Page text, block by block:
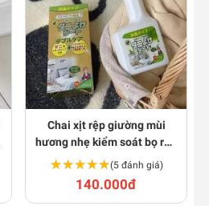
Chai xịt rệp giường mùi
hương nhẹ kiểm soát bọ rệp
BA1769
★★★★★
★★★★★(5 đánh giá)
140.000đ